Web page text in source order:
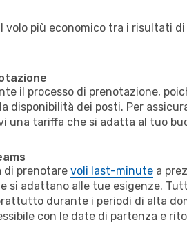
volo più economico tra i risultati
il processo di prenotazione,
disponibilità dei posti. Per
una tariffa che si adatta al tuo
di prenotare voli last-minute a
si adattano alle tue esigenze.
durante i periodi di alta
con le date di partenza e